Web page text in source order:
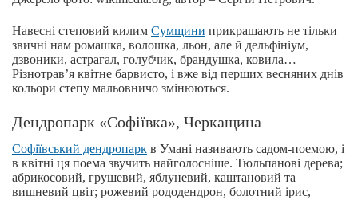
Навесні степовий килим Сумщини прикрашають не тільки
звичні нам ромашка, волошка, льон, але й дельфініум,
дзвоники, астрагал, голубчик, брандушка, ковила…
Різнотрав’я квітне барвисто, і вже від перших весняних днів
кольори степу мальовничо змінюються.
Дендропарк «Софіївка», Черкащина
Софіївський дендропарк в Умані називають садом-поемою, і
в квітні ця поема звучить найголосніше. Тюльпанові дерева;
абрикосовий, грушевий, яблуневий, каштановий та
вишневий цвіт; рожевий рододендрон, болотний ірис,